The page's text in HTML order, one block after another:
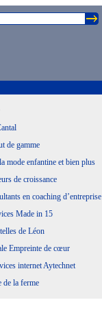
de gamme
mode enfantine et bien plus
de croissance
en coaching d’entreprise
Made in 15
de Léon
Empreinte de cœur
internet Aytechnet
de la ferme